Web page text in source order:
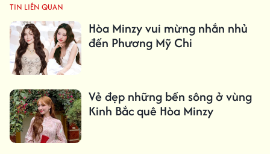
TIN LIÊN QUAN
Hòa Minzy vui mừng nhắn nhủ
đến Phương Mỹ Chi
Vẻ đẹp những bến sông ở vùng
Kinh Bắc quê Hòa Minzy